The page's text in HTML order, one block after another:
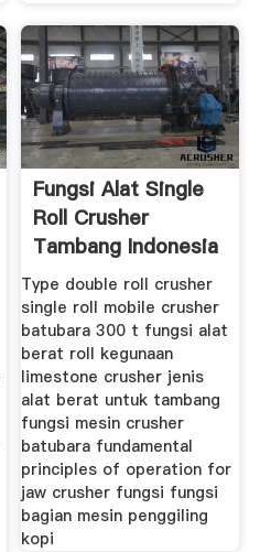
Fungsi Alat Single
Roll Crusher
Tambang Indonesia
Penghancur
Type double roll crusher
single roll mobile crusher
batubara 300 t fungsi alat
berat roll kegunaan
limestone crusher jenis
alat berat untuk tambang
fungsi mesin crusher
batubara fundamental
principles of operation for
jaw crusher fungsi fungsi
bagian mesin penggiling
kopi